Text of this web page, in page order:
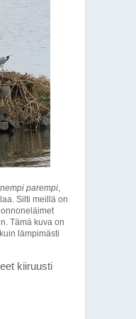
parempi,
Silti meillä on
Tämä kuva on
lämpimästi
kiiruusti